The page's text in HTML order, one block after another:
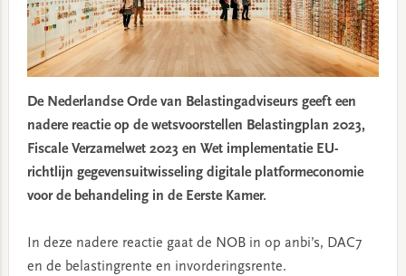
De Nederlandse Orde van Belastingadviseurs geeft een
nadere reactie op de wetsvoorstellen Belastingplan 2023,
Fiscale Verzamelwet 2023 en Wet implementatie EU-
richtlijn gegevensuitwisseling digitale platformeconomie
voor de behandeling in de Eerste Kamer.
In deze nadere reactie gaat de NOB in op anbi’s, DAC7
en de belastingrente en invorderingsrente.